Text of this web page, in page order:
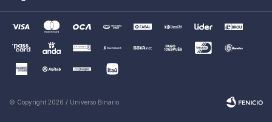
© Copyright 2026 / Universo Binario